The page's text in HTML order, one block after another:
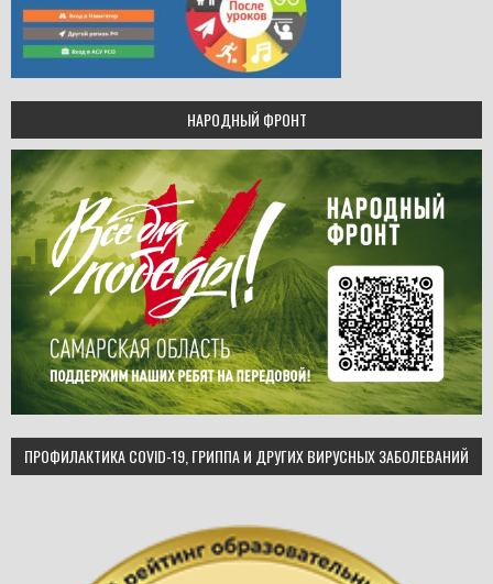
НАРОДНЫЙ ФРОНТ
ПРОФИЛАКТИКА COVID-19, ГРИППА И ДРУГИХ ВИРУСНЫХ ЗАБОЛЕВАНИЙ